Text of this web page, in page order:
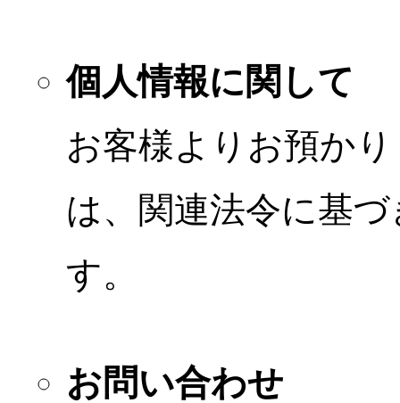
個人情報に関して
お客様よりお預か
は、関連法令に基
す。
お問い合わせ